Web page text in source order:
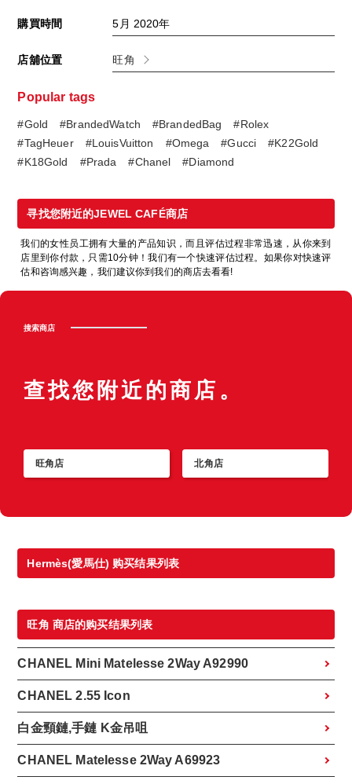
購買時間 5月 2020年
店舖位置 旺角
Popular tags
#Gold #BrandedWatch #BrandedBag
#Rolex
#TagHeuer
#LouisVuitton #Omega #Gucci
#K22Gold
#K18Gold
#Prada #Chanel #Diamond
寻找您附近的JEWEL CAFÉ商店
我们的女性员工拥有大量的产品知识，而且评估过程非常迅速，从你来到
店里到你付款，只需10分钟！我们有一个快速评估过程。如果你对快速评
估和咨询感兴趣，我们建议你到我们的商店去看看!
搜索商店
查找您附近的商店。
旺角店 北角店
Hermès(愛馬仕) 购买结果列表
旺角 商店的购买结果列表
CHANEL Mini Matelesse 2Way A92990
CHANEL 2.55 Icon
白金頸鏈,手鏈 K金吊咀
CHANEL Matelesse 2Way A69923